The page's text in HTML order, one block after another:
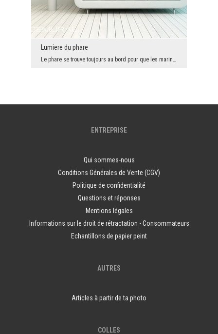
Lumiere du phare
Le phare se trouve toujours au bord pour que les marins puissent voir la lumiere sans aucun probl...
ENTREPRISE
Qui sommes-nous
Conditions Générales de Vente (CGV)
Politique de confidentialité
Questions et réponses
Mentions légales
Informations sur le droit de rétractation - Consommateurs
Echantillons de papier peint
AUTRES
Articles à partir de ta photo
COLLES